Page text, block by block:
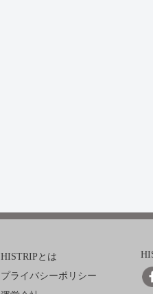
HISTRIPとは
プライバシーポリシー